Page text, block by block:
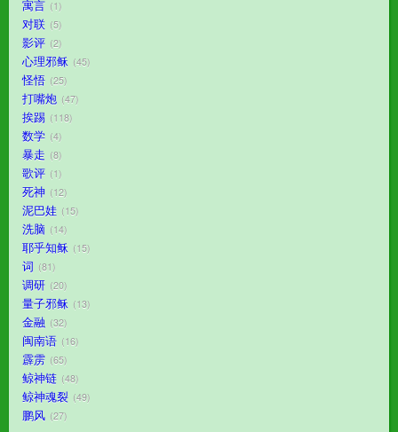
寓言 1
对联 5
影评 2
心理邪稣 45
怪悟 25
打嘴炮 47
挨踢 118
数学 4
暴走 8
歌评 1
死神 12
泥巴娃 15
洗脑 14
耶乎知稣 15
词 81
调研 20
量子邪稣 13
金融 32
闽南语 16
霹雳 65
鲸神链 48
鲸神魂裂 49
鹏风 27